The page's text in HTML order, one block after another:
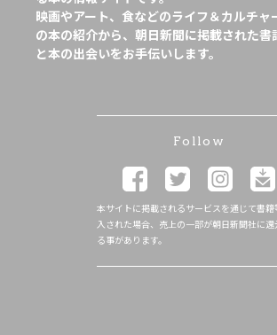
映画やアート、食などのライフ＆カルチャ
の本の紹介から、朝日新聞に掲載された書
と本の出会いをお手伝いします。
Follow
本サイトに掲載されるサービスを通じて書籍
入された場合、売上の一部が朝日新聞社に
る事があります。